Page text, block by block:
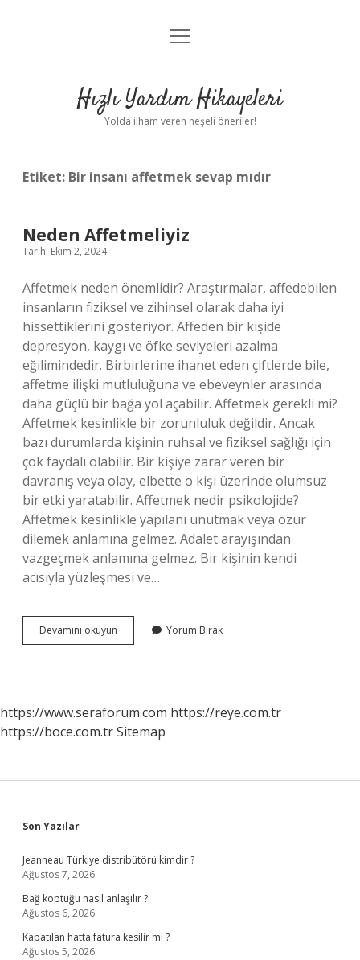
Anasayfa
Yasal Uyarı
menüyü
Hızlı Yardım Hikayeleri
Yolda ilham veren neşeli öneriler!
Etiket: Bir insanı affetmek sevap mıdır
Neden Affetmeliyiz
Tarih: Ekim 2, 2024
Affetmek neden önemlidir? Araştırmalar, affedebilen
insanların fiziksel ve zihinsel olarak daha iyi
hissettiklerini gösteriyor. Affeden bir kişide
depresyon, kaygı ve öfke seviyeleri azalma
eğilimindedir. Birbirlerine ihanet eden çiftlerde bile,
affetme ilişki mutluluğuna ve ebeveynler arasında
daha güçlü bir bağa yol açabilir. Affetmek gerekli mi?
Affetmek kesinlikle bir zorunluluk değildir. Ancak
bazı durumlarda kişinin ruhsal ve fiziksel sağlığı için
çok faydalı olabilir. Bir kişiye zarar veren bir
davranış veya olay, elbette o kişi üzerinde olumsuz
bir etki yaratabilir. Affetmek nedir psikolojide?
Affetmek kesinlikle yapılanı unutmak veya özür
dilemek anlamına gelmez. Adalet arayışından
vazgeçmek anlamına gelmez. Bir kişinin kendi
acısıyla yüzleşmesi ve…
Devamını okuyun
Affetmeliyiz
Yorum Bırak
https://www.seraforum.com https://reye.com.tr
https://boce.com.trSitemap
Sidebar
Son Yazılar
Jeanneau Türkiye distribütörü kimdir ?
Ağustos 7, 2026
Bağ koptuğu nasıl anlaşılır ?
Ağustos 6, 2026
Kapatılan hatta fatura kesilir mi ?
Ağustos 5, 2026